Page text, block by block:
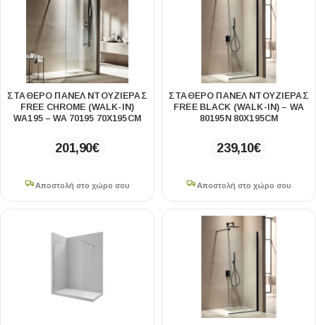
ΣΤΑΘΕΡΌ ΠΆΝΕΛ ΝΤΟΥΖΙΈΡΑΣ
FREE CHROME (WALK-IN)
WA195 – WA 70195 70Χ195CM
201,90€
Αποστολή στο χώρο σου
ΣΤΑΘΕΡΌ ΠΆΝΕΛ ΝΤΟΥΖΙΈΡΑΣ
FREE BLACK (WALK-IN) – WA
80195N 80Χ195CM
239,10€
Αποστολή στο χώρο σου